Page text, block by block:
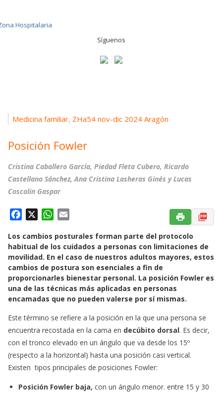
Síguenos
Medicina familiar, ZHa54 nov-dic 2024 Aragón
Posición Fowler
Cristina Caballero García, Piedad Fleta Cubero, Ricardo
Castellano Sánchez, Ana Cristina Lasheras Ginés y Lucas
Coscolin Gaspar
c
e
b
o
o
k
W
a
t
s
A
p
p
a
i
l
Los cambios posturales forman parte del protocolo
habitual de los cuidados a personas con limitaciones de
movilidad. En el caso de nuestros adultos mayores, estos
cambios de postura son esenciales a fin de
proporcionarles bienestar personal. La posición Fowler es
una de las técnicas más aplicadas en personas
encamadas que no pueden valerse por sí mismas.
Este término se refiere a la posición en la que una persona se
encuentra recostada en la cama en decúbito dorsal. Es decir,
con el tronco elevado en un ángulo que va desde los 15º
(respecto a la horizontal) hasta una posición casi vertical.
Existen tipos principales de posiciones Fowler:
Posición Fowler baja, con un ángulo menor. entre 15 y 30